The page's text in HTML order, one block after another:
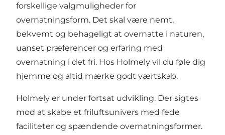
forskellige valgmuligheder for
overnatningsform. Det skal være nemt,
bekvemt og behageligt at overnatte i naturen,
uanset præferencer og erfaring med
overnatning i det fri. Hos Holmely vil du føle dig
hjemme og altid mærke godt værtskab.
Holmely er under fortsat udvikling. Der sigtes
mod at skabe et friluftsunivers med fede
faciliteter og spændende overnatningsformer.